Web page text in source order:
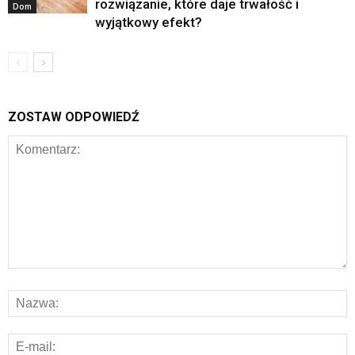
Dom
rozwiązanie, które daje trwałość i
wyjątkowy efekt?
ZOSTAW ODPOWIEDŹ